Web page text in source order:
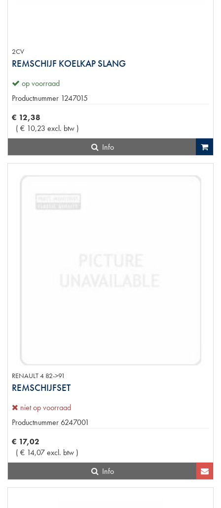
2CV
REMSCHIJF KOELKAP SLANG
op voorraad
Productnummer 1247015
€ 12,38
( € 10,23 excl. btw )
Info
RENAULT 4 82->91
REMSCHIJFSET
niet op voorraad
Productnummer 6247001
€ 17,02
( € 14,07excl. btw )
Info